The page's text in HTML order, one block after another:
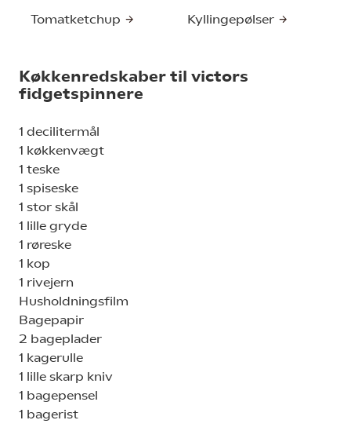
Tomatketchup Kyllingepølser
Køkkenredskaber til victors
fidgetspinnere
1 decilitermål
1 køkkenvægt
1 teske
1 spiseske
1 stor skål
1 lille gryde
1 røreske
1 kop
1 rivejern
Husholdningsfilm
Bagepapir
2 bageplader
1 kagerulle
1 lille skarp kniv
1 bagepensel
1 bagerist